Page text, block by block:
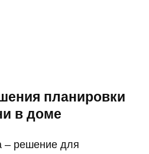
планировки
в доме
– решение для